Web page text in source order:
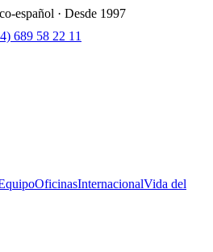
español · Desde 1997
689 58 22 11
OficinasInternacionalVida del